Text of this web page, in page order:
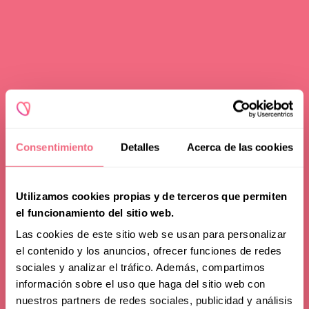
Consentimiento Detalles Acerca de las cookies
Utilizamos cookies propias y de terceros que permiten
el funcionamiento del sitio web.
Las cookies de este sitio web se usan para personalizar
el contenido y los anuncios, ofrecer funciones de redes
sociales y analizar el tráfico. Además, compartimos
información sobre el uso que haga del sitio web con
nuestros partners de redes sociales, publicidad y análisis
Friends & Family